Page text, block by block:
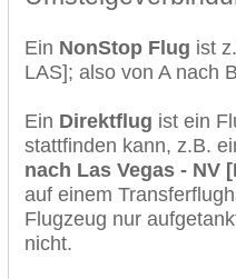
Ein NonStop Flug ist
LAS]; also von A nach B
Ein Direktflug ist ein
stattfinden kann, z.B.
nach Las Vegas - NV
auf einem
Flugzeug nur
nicht.